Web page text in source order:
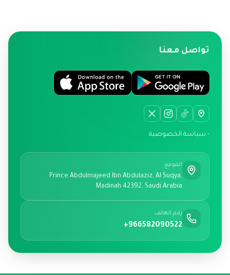
تواصل معنا
- سياسة الخصوصية
الموقع
Prince Abdulmajeed Ibn Abdulaziz, Al Suqya,
Madinah 42392, Saudi Arabia
رقم الهاتف
+966582090522